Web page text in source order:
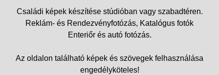
Családi képek készítése stúdióban vagy szabadtéren.
Reklám- és Rendezvényfotózás, Katalógus fotók
Enteriőr és autó fotózás.
Az oldalon található képek és szövegek felhasználása
engedélyköteles!